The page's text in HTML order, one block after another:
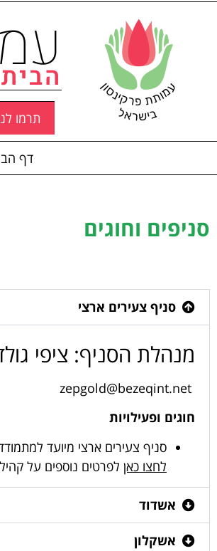
תרמו
דף
סניפים וחוגים
סניף צעירים ארצי
מנהלת הסניף: ציפי
zepgold@bezeqint.net
חוגים ופעילויות
סניף צעירים ארצי מיועד למתמודדי
לחצו כאן לפרטים נוספים על
אשדוד
אשקלון